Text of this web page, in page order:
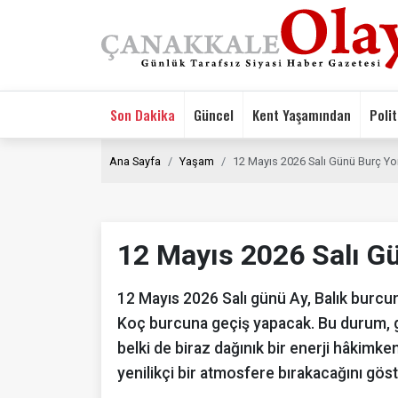
Son Dakika Güncel Kent Yaşamından
Ana Sayfa Yaşam 12 Mayıs 2026 Salı Günü Burç
12 Mayıs 2026 Salı
12 Mayıs 2026 Salı günü Ay, Balık
Koç burcuna geçiş yapacak. Bu durum,
belki de biraz dağınık bir enerji
yenilikçi bir atmosfere bırakacağını